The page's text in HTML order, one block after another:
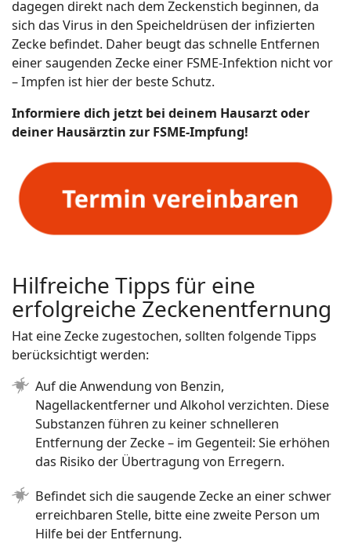
dagegen direkt nach dem Zeckenstich beginnen, da
sich das Virus in den Speicheldrüsen der infizierten
Zecke befindet. Daher beugt das schnelle Entfernen
einer saugenden Zecke einer FSME-Infektion nicht vor
– Impfen ist hier der beste Schutz.
Informiere dich jetzt bei deinem Hausarzt oder
deiner Hausärztin zur FSME-Impfung!
Hilfreiche Tipps für eine
erfolgreiche Zeckenentfernung
Hat eine Zecke zugestochen, sollten folgende Tipps
berücksichtigt werden:
Auf die Anwendung von Benzin,
Nagellackentferner und Alkohol verzichten. Diese
Substanzen führen zu keiner schnelleren
Entfernung der Zecke – im Gegenteil: Sie erhöhen
das Risiko der Übertragung von Erregern.
Befindet sich die saugende Zecke an einer schwer
erreichbaren Stelle, bitte eine zweite Person um
Hilfe bei der Entfernung.